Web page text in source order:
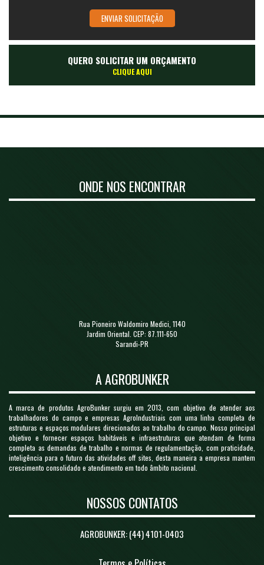
QUERO SOLICITAR UM ORÇAMENTO
CLIQUE AQUI
ONDE NOS ENCONTRAR
Rua Pioneiro Waldomiro Medici, 1140
Jardim Oriental. CEP: 87.111-650
Sarandi-PR
A AGROBUNKER
A marca de produtos AgroBunker surgiu em 2013, com objetivo de atender aos
trabalhadores do campo e empresas AgroIndustriais com uma linha completa de
estruturas e espaços modulares direcionados ao trabalho do campo. Nosso principal
objetivo e fornecer espaços habitáveis e infraestruturas que atendam de forma
completa as demandas de trabalho e normas de regulamentação, com praticidade,
inteligência para o futuro das atividades off sites, desta maneira a empresa mantem
crescimento consolidado e atendimento em todo âmbito nacional.
NOSSOS CONTATOS
AGROBUNKER: (44) 4101-0403